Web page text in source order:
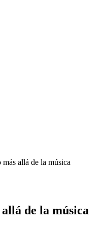
allá de la música
de la música